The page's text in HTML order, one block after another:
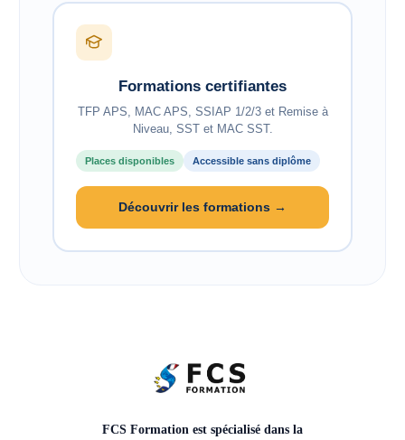
Formations certifiantes
TFP APS, MAC APS, SSIAP 1/2/3 et Remise à
Niveau, SST et MAC SST.
Places disponibles Accessible sans diplôme
Découvrir les formations →
FCS Formation est spécialisé dans la